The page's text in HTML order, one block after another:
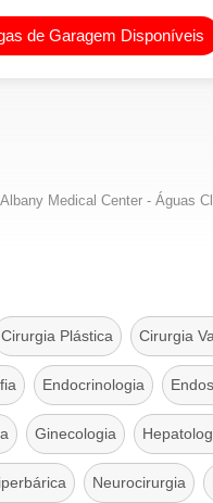
de Garagem Disponíveis
Albany Medical Center - Águas
Cirurgia Plástica Cirurgia
Endocrinologia
Ginecologia
Neurocirurgia